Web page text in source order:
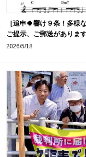
［追申🍀響け９条！多様
ご提示、ご郵送がありま
2026/5/18